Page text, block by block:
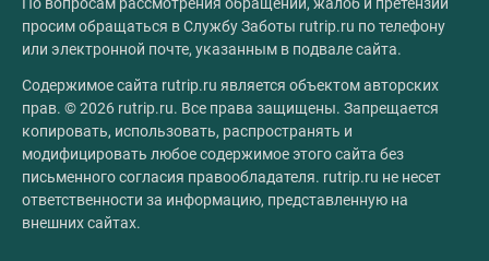
просим обращаться в Службу Заботы rutrip.ru по телефону
или электронной почте, указанным в подвале сайта.
Содержимое сайта rutrip.ru является объектом авторских
прав. © 2026 rutrip.ru. Все права защищены. Запрещается
копировать, использовать, распространять и
модифицировать любое содержимое этого сайта без
письменного согласия правообладателя. rutrip.ru не несет
ответственности за информацию, представленную на
внешних сайтах.